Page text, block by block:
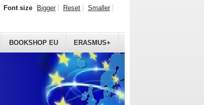
BOOKSHOP EU ERASMUS+
Font size Bigger Reset Smaller